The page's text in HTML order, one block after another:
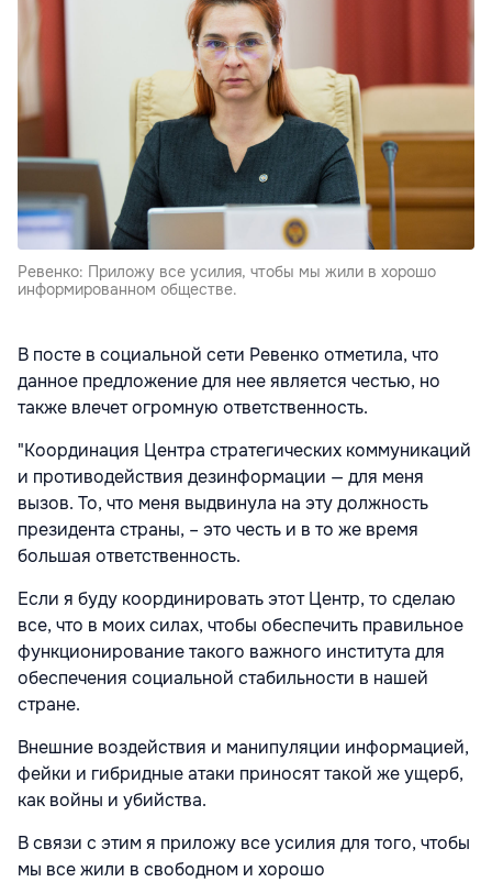
Ревенко: Приложу все усилия, чтобы мы жили в хорошо
информированном обществе.
В посте в социальной сети Ревенко отметила, что
данное предложение для нее является честью, но
также влечет огромную ответственность.
"Координация Центра стратегических коммуникаций
и противодействия дезинформации — для меня
вызов. То, что меня выдвинула на эту должность
президента страны, – это честь и в то же время
большая ответственность.
Если я буду координировать этот Центр, то сделаю
все, что в моих силах, чтобы обеспечить правильное
функционирование такого важного института для
обеспечения социальной стабильности в нашей
стране.
Внешние воздействия и манипуляции информацией,
фейки и гибридные атаки приносят такой же ущерб,
как войны и убийства.
В связи с этим я приложу все усилия для того, чтобы
мы все жили в свободном и хорошо